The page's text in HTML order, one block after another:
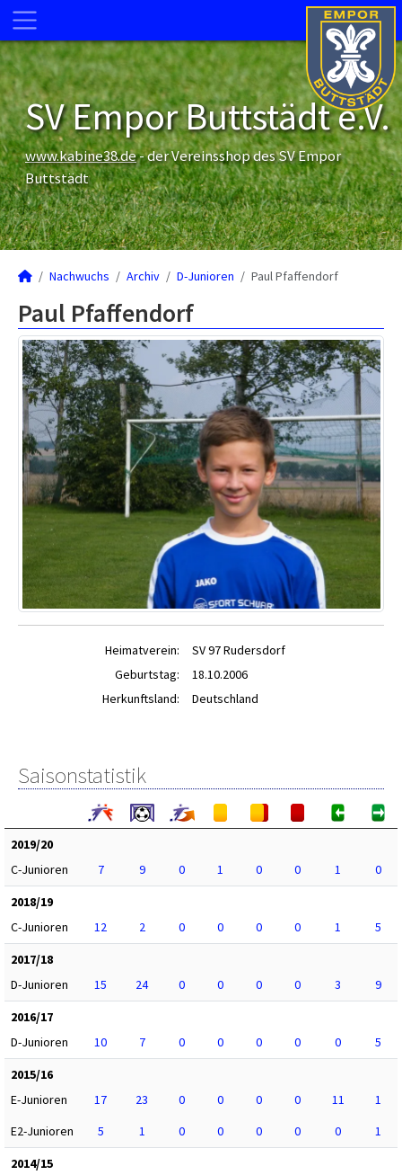
SV Empor Buttstädt e.V.
www.kabine38.de- der Vereinsshop des SV Empor
Buttstädt
Nachwuchs Archiv D-Junioren Paul Pfaffendorf
Paul Pfaffendorf
Heimatverein:
SV 97 Rudersdorf
Geburtstag:
18.10.2006
Herkunftsland:
Deutschland
Saisonstatistik
2019/20
C-Junioren
7 9 0 1 0 0 1
0
2018/19
C-Junioren
12 2 0 0 0 0 1
5
2017/18
D-Junioren
15 24 0 0 0 0 3
9
2016/17
D-Junioren
10 7 0 0 0 0 0
5
2015/16
E-Junioren
17 23 0 0 0 0 11
1
E2-Junioren
5 1 0 0 0 0 0
1
2014/15